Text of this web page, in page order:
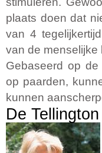
plaats doen dat
van 4
van de menselijke
Gebaseerd op
op paarden,
kunnen
De